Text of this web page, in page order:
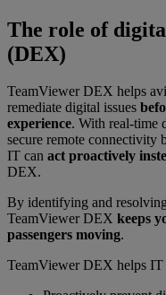
The role of
(DEX)
TeamViewer DEX helps
remediate digital issues
experience. With real-time
secure remote connectivity
IT can act proactively
DEX.
By identifying and
TeamViewer DEX keeps
passengers moving.
TeamViewer DEX helps IT